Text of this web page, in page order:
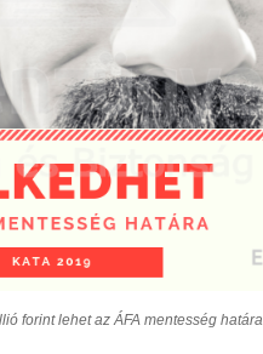
forint lehet az ÁFA mentesség határa